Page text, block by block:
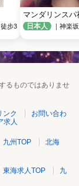
步3
マンダリンスパ
日本人 ｜神楽
るものではありませ
ンク
お問い合わ
求人
九州TOP
北海
東海求人TOP
九